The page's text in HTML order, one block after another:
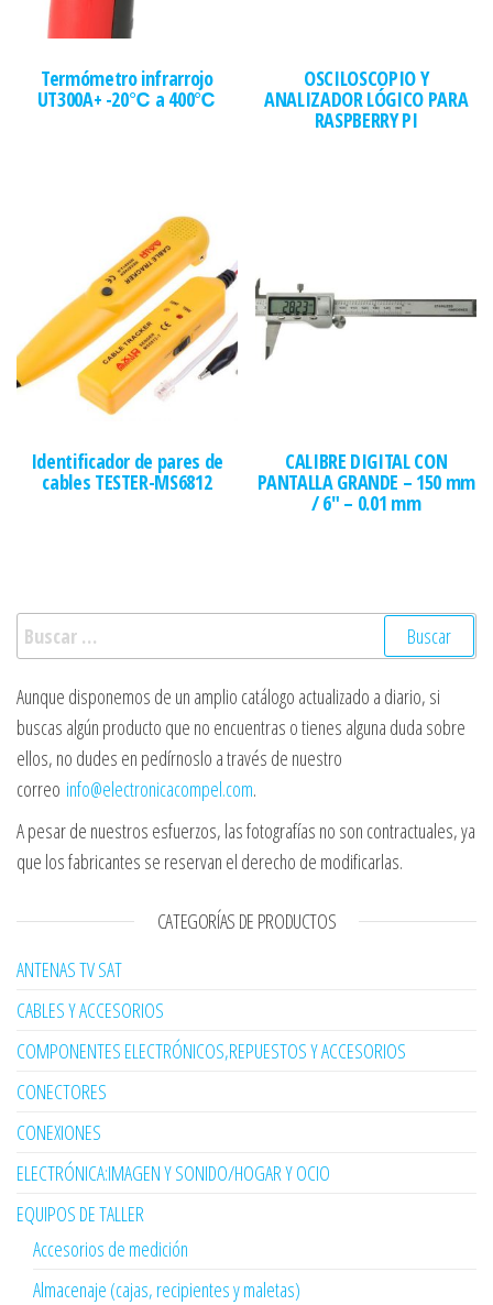
Termómetro infrarrojo
UT300A+ -20℃ a 400℃
OSCILOSCOPIO Y
ANALIZADOR LÓGICO PARA
RASPBERRY PI
Identificador de pares de
cables TESTER-MS6812
CALIBRE DIGITAL CON
PANTALLA GRANDE – 150 mm
/ 6″ – 0.01 mm
Buscar:
Aunque disponemos de un amplio catálogo actualizado a diario, si
buscas algún producto que no encuentras o tienes alguna duda sobre
ellos, no dudes en pedírnoslo a través de nuestro
correo info@electronicacompel.com.
A pesar de nuestros esfuerzos, las fotografías no son contractuales, ya
que los fabricantes se reservan el derecho de modificarlas.
CATEGORÍAS DE PRODUCTOS
ANTENAS TV SAT
CABLES Y ACCESORIOS
COMPONENTES ELECTRÓNICOS,REPUESTOS Y ACCESORIOS
CONECTORES
CONEXIONES
ELECTRÓNICA:IMAGEN Y SONIDO/HOGAR Y OCIO
EQUIPOS DE TALLER
Accesorios de medición
Almacenaje (cajas, recipientes y maletas)